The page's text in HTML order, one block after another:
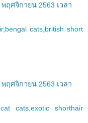
พฤศจิกายน 2563 เวลา
, bengal cats british short
พฤศจิกายน 2563 เวลา
cats, exotic shorthair